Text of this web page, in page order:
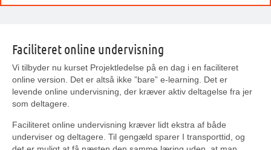
Faciliteret online undervisning
Vi tilbyder nu kurset Projektledelse på en dag i en faciliteret
online version. Det er altså ikke ”bare” e-learning. Det er
levende online undervisning, der kræver aktiv deltagelse fra jer
som deltagere.
Faciliteret online undervisning kræver lidt ekstra af både
underviser og deltagere. Til gengæld sparer I transporttid, og